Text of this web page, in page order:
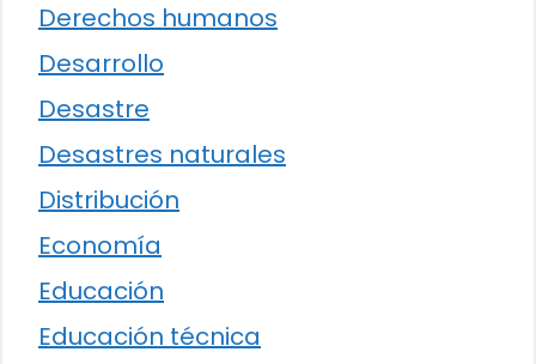
Derechos humanos
Desarrollo
Desastre
Desastres naturales
Distribución
Economía
Educación
Educación técnica